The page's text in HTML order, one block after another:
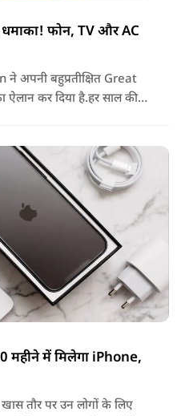
फोन, TV और AC
अपनी बहुप्रतीक्षित Great
कर दिया है.हर साल की
महीने में मिलेगा iPhone,
तौर पर उन लोगों के लिए